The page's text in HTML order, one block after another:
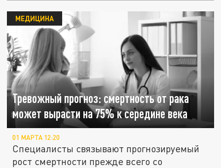
Тревожный прогноз: смертность от рака
может вырасти на 75% к середине века
МЕДИЦИНА
01 МАРТА 12:20
Специалисты связывают прогнозируемый
рост смертности прежде всего со